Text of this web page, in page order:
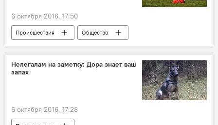
6 октября 2016, 17:50
Происшествия
Общество
Страна в огне
Нелегалам на заметку: Дора знает ваш
запах
6 октября 2016, 17:28